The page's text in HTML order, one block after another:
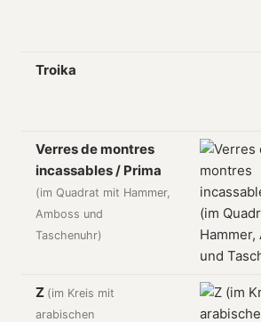
Troika
Verres de montres
incassables / Prima
(im Quadrat mit Hammer,
Amboss und
Taschenuhr)
Z (im Kreis mit
arabischen